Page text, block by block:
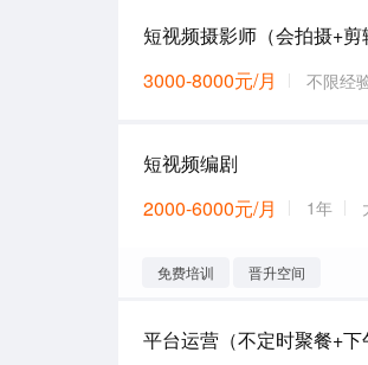
短视频摄影师（会拍摄+剪
3000-8000元/月
不限经
短视频编剧
2000-6000元/月
1年
免费培训 晋升空间
平台运营（不定时聚餐+下